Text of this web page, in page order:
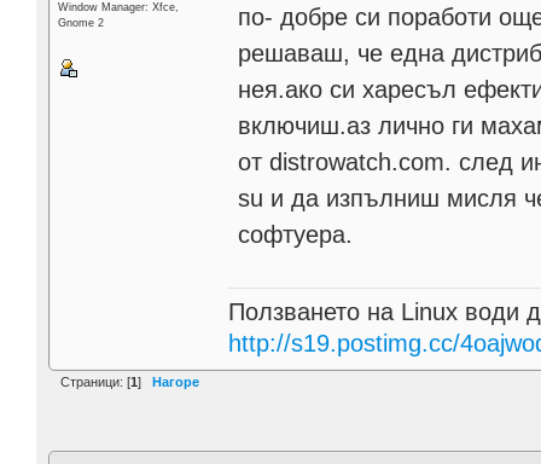
Window Manager: Xfce,
Gnome 2
по- добре си поработи
решаваш, че една
нея.ако си харесъл
включиш.аз лично ги
от distrowatch.com. след
su и да изпълниш мисля
софтуера.
Ползването на Linux води
http://s19.postimg.cc/
Страници: [1] Нагоре